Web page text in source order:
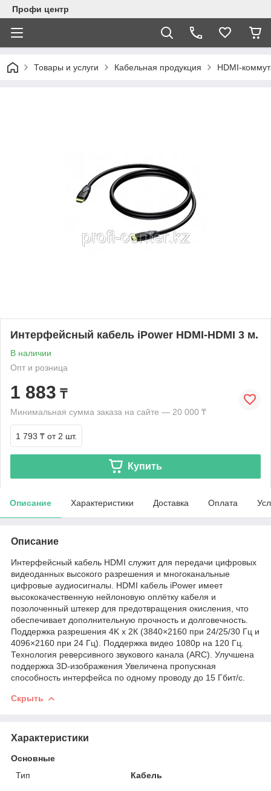
Профи центр
Товары и услуги Кабельная продукция HDMI-
Интерфейсный кабель iPower HDMI-HDMI 3 м.
В наличии
Опт и розница
1 883 ₸
Минимальная сумма заказа на сайте — 20 000 ₸
1 793 ₸ от 2 шт.
Купить
Описание Характеристики Доставка Оплата
Описание
Интерфейсный кабель HDMI служит для передачи цифровых
видеоданных высокого разрешения и многоканальные
цифровые аудиосигналы. HDMI кабель iPower имеет
высококачественную нейлоновую оплётку кабеля и
позолоченный штекер для предотвращения окисления, что
обеспечивает дополнительную прочность и долговечность.
Поддержка разрешения 4K х 2К (3840×2160 при 24/25/30 Гц и
4096×2160 при 24 Гц). Поддержка видео 1080p на 120 Гц.
Технология реверсивного звукового канала (ARC). Улучшена
поддержка 3D-изображения Увеличена пропускная
способность интерфейса по одному проводу до 15 Гбит/с.
Скрыть
Характеристики
Основные
Тип
Кабель